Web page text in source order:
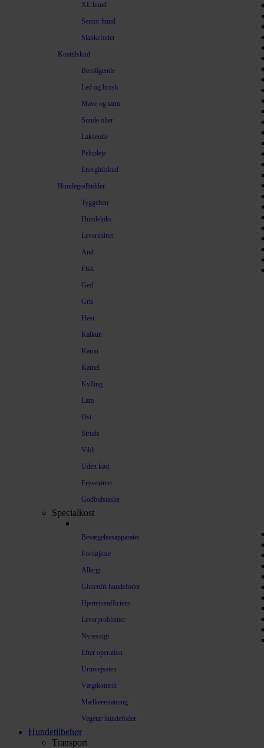
XL hund
Senior hund
Slankefoder
Kosttilskud
Beroligende
Led og brusk
Mave og tarm
Sunde olier
Lakseolie
Pelspleje
Energitilskud
Hundegodbidder
Tyggeben
Hundekiks
Leversnitter
And
Fisk
Ged
Gris
Hest
Kalkun
Kanin
Kamel
Kylling
Lam
Ost
Struds
Vildt
Uden kød
Frysetørret
Godbidstaske
Specialkost
Bevægelsesapparatet
Fordøjelse
Allergi
Glutenfri hundefoder
Hjerteinsufficiens
Leverproblemer
Nyresvigt
Efter operation
Urinvejssten
Vægtkontrol
Mælkeerstatning
Vegetar hundefoder
Hundetilbehør
Transport